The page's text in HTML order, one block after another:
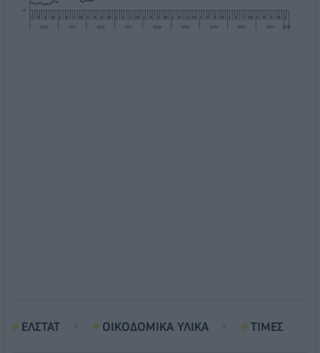
ΕΛΣΤΑΤ ΟΙΚΟΔΟΜΙΚΑ ΥΛΙΚΑ ΤΙΜΕΣ